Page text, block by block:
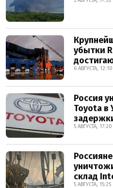
убытки
6 АВГУСТА, 12:10
Россия
Toyota в
5 АВГУСТА, 17:20
склад
5 АВГУСТА, 15:25